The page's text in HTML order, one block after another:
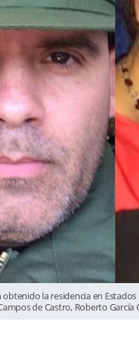
la residencia en
de Castro, Roberto García